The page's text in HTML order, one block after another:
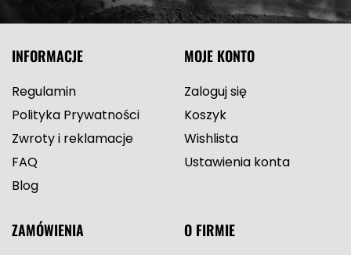
INFORMACJE
Regulamin
Polityka Prywatności
Zwroty i reklamacje
FAQ
Blog
MOJE KONTO
Zaloguj się
Koszyk
Wishlista
Ustawienia konta
ZAMÓWIENIA O FIRMIE